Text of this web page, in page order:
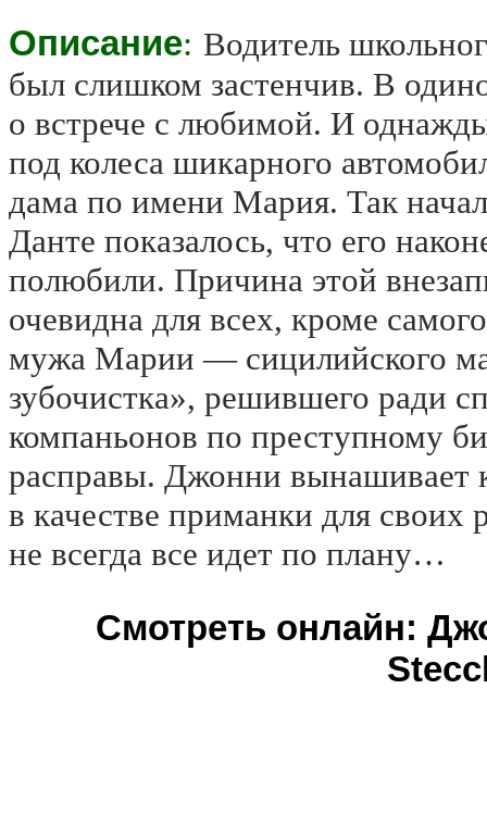
Описание: Водитель
был слишком застенчив. В
о встрече с любимой. И
под колеса шикарного
дама по имени Мария. Так
Данте показалось, что его
полюбили. Причина этой
очевидна для всех, кроме
мужа Марии — сицилийского
зубочистка», решившего ради
компаньонов по преступному
расправы. Джонни вынашивает
в качестве приманки для
не всегда все идет по плану…
Смотреть онлайн: